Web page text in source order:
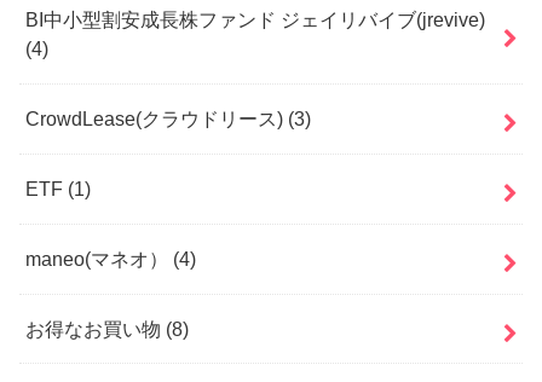
BI中小型割安成長株ファンド ジェイリバイブ(jrevive)
(4)
CrowdLease(クラウドリース) (3)
ETF (1)
maneo(マネオ） (4)
お得なお買い物 (8)